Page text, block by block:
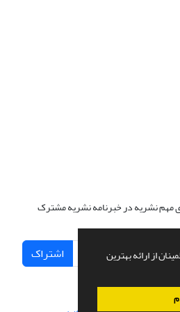
از ارائه بهترین
مهم نشریه در خبرنامه نشریه مشترک
اشتراک